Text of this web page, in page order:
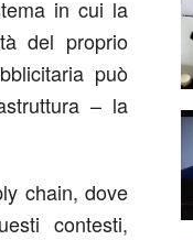
in cui la
del proprio
può
– la
chain, dove
contesti,